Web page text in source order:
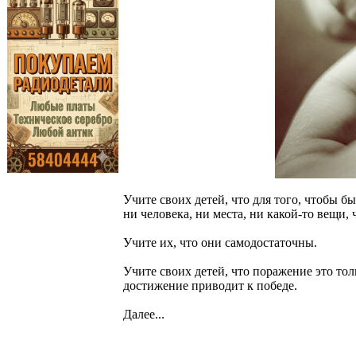
Учите своих детей, что для того, чтобы
ни человека, ни места, ни какой-то вещи,
Учите их, что они самодостаточны.
Учите своих детей, что поражение это
достижение приводит к победе.
Далее...